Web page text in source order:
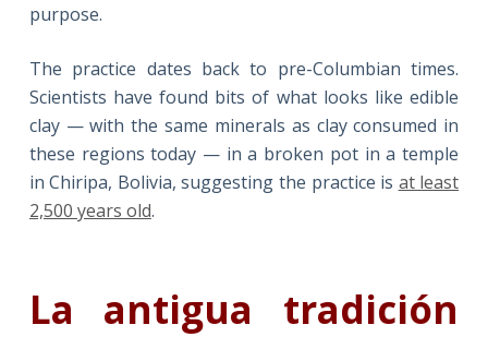
purpose.
The practice dates back to pre-Columbian times.
Scientists have found bits of what looks like edible
clay — with the same minerals as clay consumed in
these regions today — in a broken pot in a temple
in Chiripa, Bolivia, suggesting the practice is at least
2,500 years old.
La antigua tradición